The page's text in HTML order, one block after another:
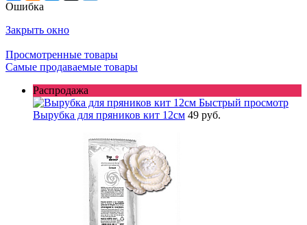
Ошибка
Закрыть окно
Просмотренные товары
Самые продаваемые товары
Распродажа
Быстрый просмотр
Вырубка для пряников кит 12см 49 руб.